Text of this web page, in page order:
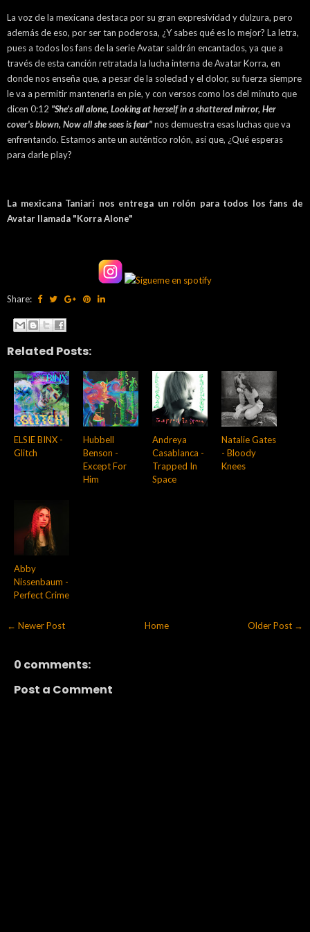
La voz de la mexicana destaca por su gran expresividad y dulzura, pero
además de eso, por ser tan poderosa, ¿Y sabes qué es lo mejor? La letra,
pues a todos los fans de la serie Avatar saldrán encantados, ya que a
través de esta canción retratada la lucha interna de Avatar Korra, en
donde nos enseña que, a pesar de la soledad y el dolor, su fuerza siempre
le va a permitir mantenerla en pie, y con versos como los del minuto que
dicen 0:12 "She's all alone, Looking at herself in a shattered mirror, Her
cover's blown, Now all she sees is fear"nos demuestra esas luchas que va
enfrentando. Estamos ante un auténtico rolón, así que, ¿Qué esperas
para darle play?
La mexicana Taniari nos entrega un rolón para todos los fans de
Avatar llamada "Korra Alone"
Share:
Related Posts:
ELSIE BINX -
Glitch
Hubbell
Benson -
Except For
Him
Andreya
Casablanca -
Trapped In
Space
Natalie Gates
- Bloody
Knees
Abby
Nissenbaum -
Perfect Crime
← Newer Post Older Post →
Home
0 comments:
Post a Comment